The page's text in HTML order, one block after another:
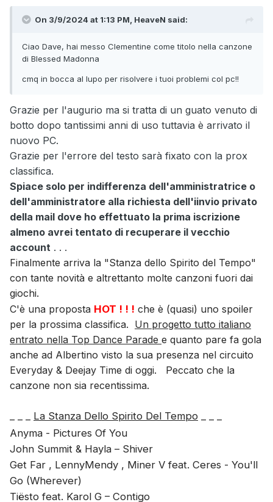
On 3/9/2024 at 1:13 PM, HeaveN said:
Ciao Dave, hai messo Clementine come titolo nella canzone
di Blessed Madonna
cmq in bocca al lupo per risolvere i tuoi problemi col pc!!
Grazie per l'augurio ma si tratta di un guato venuto di
botto dopo tantissimi anni di uso tuttavia è arrivato il
nuovo PC.
Grazie per l'errore del testo sarà fixato con la prox
classifica.
Spiace solo per indifferenza dell'amministratrice o
dell'amministratore alla richiesta dell'iinvio privato
della mail dove ho effettuato la prima iscrizione
almeno avrei tentato di recuperare il vecchio
account . . .
Finalmente arriva la "Stanza dello Spirito del Tempo"
con tante novità e altrettanto molte canzoni fuori dai
giochi.
C'è una proposta HOT ! ! ! che è (quasi) uno spoiler
per la prossima classifica. Un progetto tutto italiano
entrato nella Top Dance Parade e quanto pare fa gola
anche ad Albertino visto la sua presenza nel circuito
Everyday & Deejay Time di oggi. Peccato che la
canzone non sia recentissima.
La Stanza Dello Spirito Del Tempo
Anyma - Pictures Of You
John Summit & Hayla – Shiver
Get Far , LennyMendy , Miner V feat. Ceres - You'll
Go (Wherever)
Tiësto feat. Karol G – Contigo